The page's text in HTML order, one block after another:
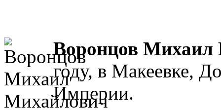
Воронцов Михаил
году, в Макеевке,
Империи.